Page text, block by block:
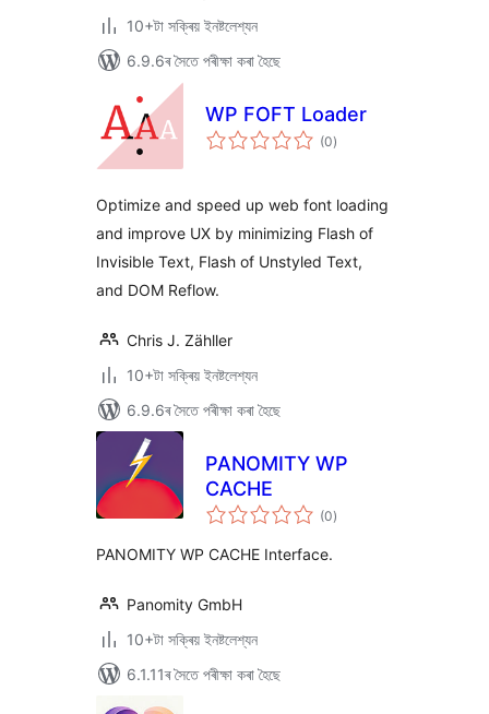
10+টা সক্ৰিয় ইনষ্টলেশ্যন
6.9.6ৰ সৈতে পৰীক্ষা কৰা হৈছে
WP FOFT Loader
(0টা
মুঠ)
Optimize and speed up web font loading
and improve UX by minimizing Flash of
Invisible Text, Flash of Unstyled Text,
and DOM Reflow.
Chris J. Zähller
10+টা সক্ৰিয় ইনষ্টলেশ্যন
6.9.6ৰ সৈতে পৰীক্ষা কৰা হৈছে
PANOMITY WP
CACHE
(0টা
মুঠ)
PANOMITY WP CACHE Interface.
Panomity GmbH
10+টা সক্ৰিয় ইনষ্টলেশ্যন
6.1.11ৰ সৈতে পৰীক্ষা কৰা হৈছে